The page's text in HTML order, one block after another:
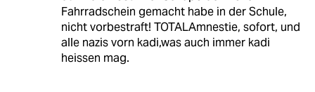
Fahrradschein gemacht habe in der Schule,
nicht vorbestraft! TOTALAmnestie, sofort, und
alle nazis vorn kadi,was auch immer kadi
heissen mag.